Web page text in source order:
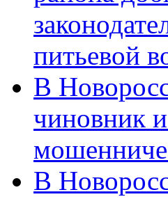
питьевой
В
чиновник
В